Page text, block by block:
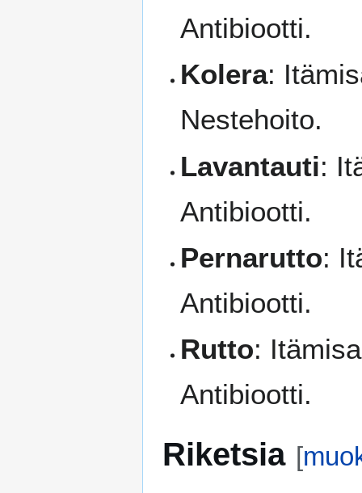
Antibiootti.
Kolera:
Nestehoito.
Lavantauti:
Antibiootti.
Pernarutto:
Antibiootti.
Rutto:
Antibiootti.
Riketsia [